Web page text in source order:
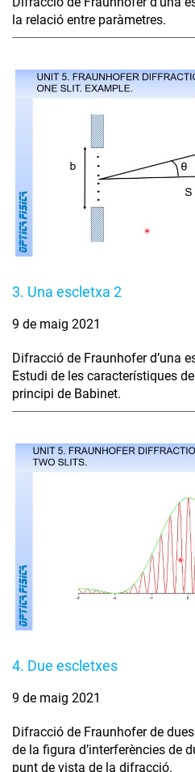
la relació entre paràmetres.
3. Una escletxa 2
9 de maig 2021
Difracció de Fraunhofer d’una
Estudi de les característiques
principi de Babinet.
4. Due escletxes
9 de maig 2021
Difracció de Fraunhofer de
de la figura d’interferències de
punt de vista de la difracció.